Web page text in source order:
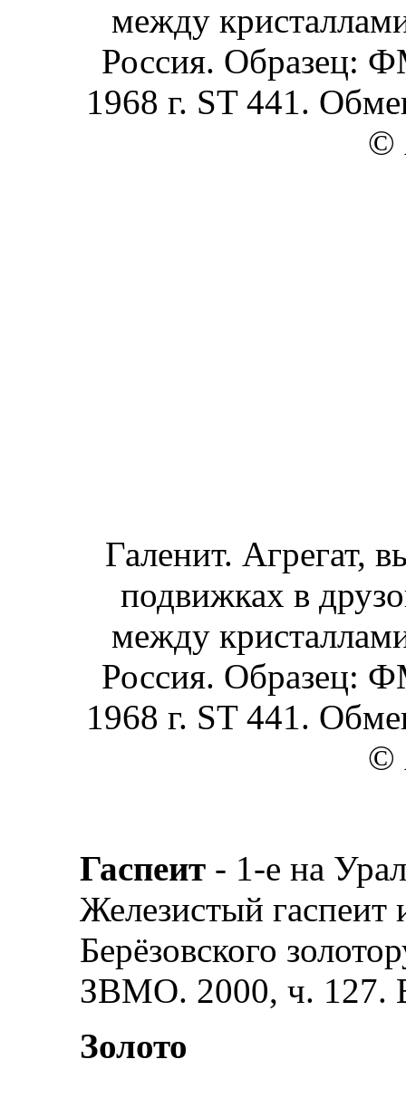
между
Россия. Образец:
1968 г. ST 441.
©
Галенит. Агрегат,
подвижках в
между
Россия. Образец:
1968 г. ST 441.
©
Гаспеит - 1-е на
Железистый гаспеит
Берёзовского
ЗВМО. 2000, ч. 127.
Золото